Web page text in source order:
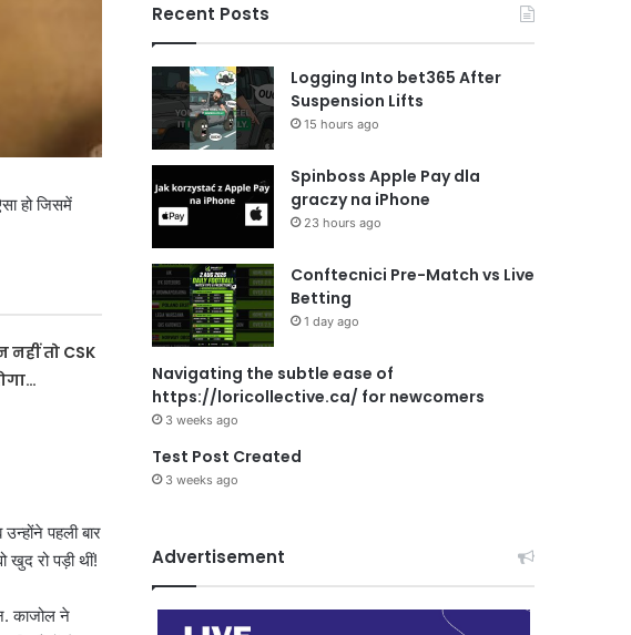
हो जिसमें
तो CSK
पहली बार
खुद रो पड़ी थीं!
काजोल ने
Recent Posts
Logging Into bet365 After
Suspension Lifts
15 hours ago
Spinboss Apple Pay dla
graczy na iPhone
23 hours ago
Conftecnici Pre-Match vs Live
Betting
1 day ago
Navigating the subtle ease of
https://loricollective.ca/ for newcomers
3 weeks ago
Test Post Created
3 weeks ago
Advertisement